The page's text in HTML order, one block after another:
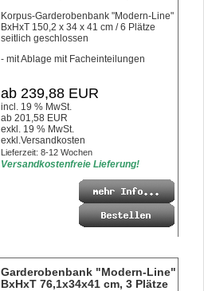
Korpus-Garderobenbank "Modern-Line"
BxHxT 150,2 x 34 x 41 cm / 6 Plätze
seitlich geschlossen
- mit Ablage mit Facheinteilungen
ab 239,88 EUR
incl. 19 % MwSt.
ab 201,58 EUR
exkl. 19 % MwSt.
exkl.Versandkosten
Lieferzeit: 8-12 Wochen
Versandkostenfreie Lieferung!
Garderobenbank "Modern-Line"
BxHxT 76,1x34x41 cm, 3 Plätze